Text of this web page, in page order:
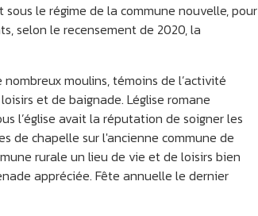
le régime de la commune nouvelle, pour
selon le recensement de 2020, la
moulins, témoins de l’activité
et de baignade. Léglise romane
l’église avait la réputation de soigner les
de chapelle sur l'ancienne commune de
rurale un lieu de vie et de loisirs bien
appréciée. Fête annuelle le dernier